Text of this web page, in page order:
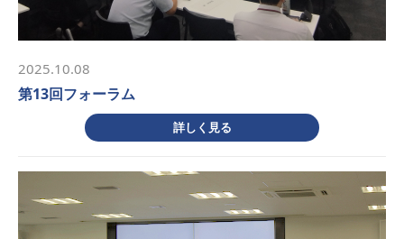
2025.10.08
第13回フォーラム
詳しく見る